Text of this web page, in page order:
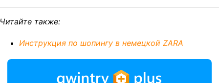
Читайте также:
Инструкция по шопингу в немецкой ZARA